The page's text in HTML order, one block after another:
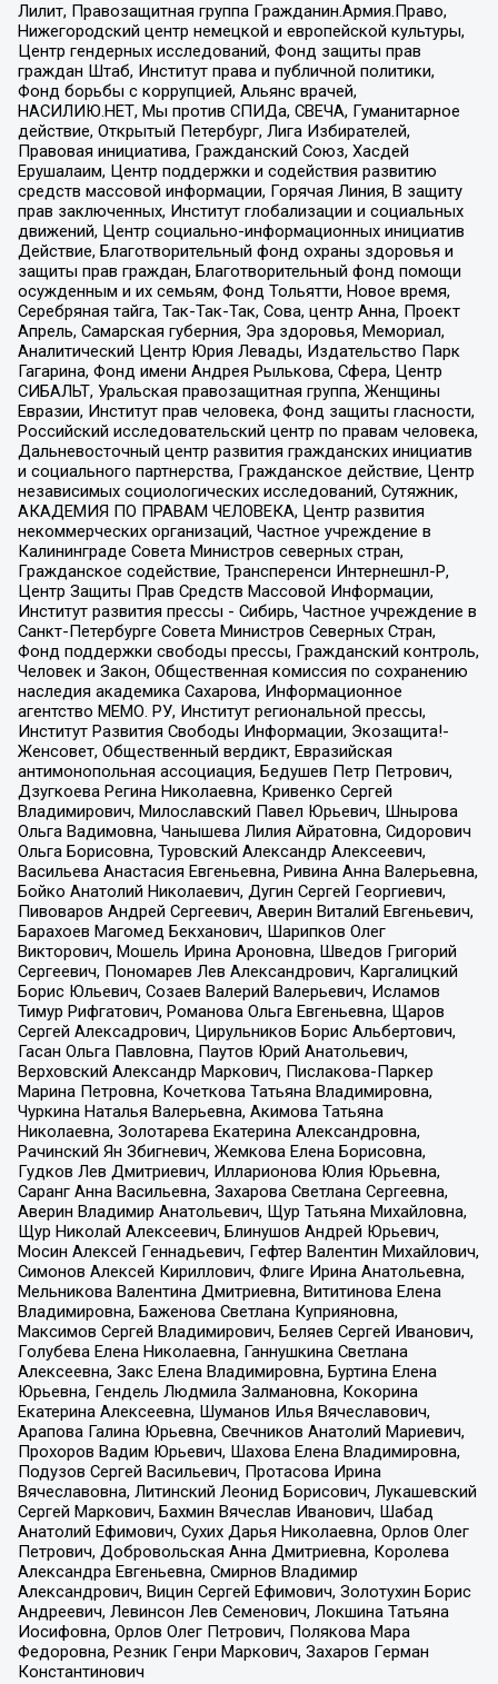
Лилит, Правозащитная группа Гражданин.Армия.Право,
Нижегородский центр немецкой и европейской культуры,
Центр гендерных исследований, Фонд защиты прав
граждан Штаб, Институт права и публичной политики,
Фонд борьбы с коррупцией, Альянс врачей,
НАСИЛИЮ.НЕТ, Мы против СПИДа, СВЕЧА, Гуманитарное
действие, Открытый Петербург, Лига Избирателей,
Правовая инициатива, Гражданский Союз, Хасдей
Ерушалаим, Центр поддержки и содействия развитию
средств массовой информации, Горячая Линия, В защиту
прав заключенных, Институт глобализации и социальных
движений, Центр социально-информационных инициатив
Действие, Благотворительный фонд охраны здоровья и
защиты прав граждан, Благотворительный фонд помощи
осужденным и их семьям, Фонд Тольятти, Новое время,
Серебряная тайга, Так-Так-Так, Сова, центр Анна, Проект
Апрель, Самарская губерния, Эра здоровья, Мемориал,
Аналитический Центр Юрия Левады, Издательство Парк
Гагарина, Фонд имени Андрея Рылькова, Сфера, Центр
СИБАЛЬТ, Уральская правозащитная группа, Женщины
Евразии, Институт прав человека, Фонд защиты гласности,
Российский исследовательский центр по правам человека,
Дальневосточный центр развития гражданских инициатив
и социального партнерства, Гражданское действие, Центр
независимых социологических исследований, Сутяжник,
АКАДЕМИЯ ПО ПРАВАМ ЧЕЛОВЕКА, Центр развития
некоммерческих организаций, Частное учреждение в
Калининграде Совета Министров северных стран,
Гражданское содействие, Трансперенси Интернешнл-Р,
Центр Защиты Прав Средств Массовой Информации,
Институт развития прессы - Сибирь, Частное учреждение в
Санкт-Петербурге Совета Министров Северных Стран,
Фонд поддержки свободы прессы, Гражданский контроль,
Человек и Закон, Общественная комиссия по сохранению
наследия академика Сахарова, Информационное
агентство МЕМО. РУ, Институт региональной прессы,
Институт Развития Свободы Информации, Экозащита!-
Женсовет, Общественный вердикт, Евразийская
антимонопольная ассоциация, Бедушев Петр Петрович,
Дзугкоева Регина Николаевна, Кривенко Сергей
Владимирович, Милославский Павел Юрьевич, Шнырова
Ольга Вадимовна, Чанышева Лилия Айратовна, Сидорович
Ольга Борисовна, Туровский Александр Алексеевич,
Васильева Анастасия Евгеньевна, Ривина Анна Валерьевна,
Бойко Анатолий Николаевич, Дугин Сергей Георгиевич,
Пивоваров Андрей Сергеевич, Аверин Виталий Евгеньевич,
Барахоев Магомед Бекханович, Шарипков Олег
Викторович, Мошель Ирина Ароновна, Шведов Григорий
Сергеевич, Пономарев Лев Александрович, Каргалицкий
Борис Юльевич, Созаев Валерий Валерьевич, Исламов
Тимур Рифгатович, Романова Ольга Евгеньевна, Щаров
Сергей Алексадрович, Цирульников Борис Альбертович,
Гасан Ольга Павловна, Паутов Юрий Анатольевич,
Верховский Александр Маркович, Пислакова-Паркер
Марина Петровна, Кочеткова Татьяна Владимировна,
Чуркина Наталья Валерьевна, Акимова Татьяна
Николаевна, Золотарева Екатерина Александровна,
Рачинский Ян Збигневич, Жемкова Елена Борисовна,
Гудков Лев Дмитриевич, Илларионова Юлия Юрьевна,
Саранг Анна Васильевна, Захарова Светлана Сергеевна,
Аверин Владимир Анатольевич, Щур Татьяна Михайловна,
Щур Николай Алексеевич, Блинушов Андрей Юрьевич,
Мосин Алексей Геннадьевич, Гефтер Валентин Михайлович,
Симонов Алексей Кириллович, Флиге Ирина Анатольевна,
Мельникова Валентина Дмитриевна, Вититинова Елена
Владимировна, Баженова Светлана Куприяновна,
Максимов Сергей Владимирович, Беляев Сергей Иванович,
Голубева Елена Николаевна, Ганнушкина Светлана
Алексеевна, Закс Елена Владимировна, Буртина Елена
Юрьевна, Гендель Людмила Залмановна, Кокорина
Екатерина Алексеевна, Шуманов Илья Вячеславович,
Арапова Галина Юрьевна, Свечников Анатолий Мариевич,
Прохоров Вадим Юрьевич, Шахова Елена Владимировна,
Подузов Сергей Васильевич, Протасова Ирина
Вячеславовна, Литинский Леонид Борисович, Лукашевский
Сергей Маркович, Бахмин Вячеслав Иванович, Шабад
Анатолий Ефимович, Сухих Дарья Николаевна, Орлов Олег
Петрович, Добровольская Анна Дмитриевна, Королева
Александра Евгеньевна, Смирнов Владимир
Александрович, Вицин Сергей Ефимович, Золотухин Борис
Андреевич, Левинсон Лев Семенович, Локшина Татьяна
Иосифовна, Орлов Олег Петрович, Полякова Мара
Федоровна, Резник Генри Маркович, Захаров Герман
Константинович